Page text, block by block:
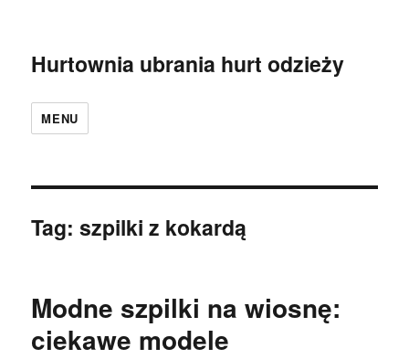
Hurtownia ubrania hurt odzieży
MENU
Tag:szpilki z kokardą
Modne szpilki na wiosnę:
ciekawe modele